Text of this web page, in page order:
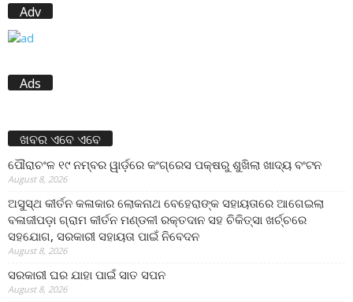
Adv
Ads
ଖବର ଏବେ ଏବେ
ପୌରାଚଂଳ ୧୯ ନମ୍ବର ୱାର୍ଡ଼ରେ କଂଗ୍ରେସ ପକ୍ଷରୁ ଶୁଖିଲା ଖାଦ୍ୟ ବଂଟନ
August 8, 2026
ଅସୁସ୍ଥ କୀର୍ତନ କଳାକାର ଲୋକନାଥ ବେହେରାଙ୍କ ସହାୟତାରେ ଆଗେଇଲା
ବଳାଜୀପଡ଼ା ଗ୍ରାମ କୀର୍ତନ ମଣ୍ଡଳୀ ରକ୍ତଦାନ ସହ ଚିକିତ୍ସା ଖର୍ଚ୍ଚରେ
ସହଯୋଗ, ସରକାରୀ ସହାୟତା ପାଇଁ ନିବେଦନ
August 8, 2026
ସରକାରୀ ଘର ଯାହା ପାଇଁ ସାତ ସପନ
August 8, 2026